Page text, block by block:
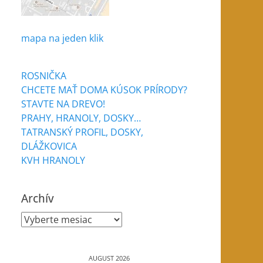
mapa na jeden klik
ROSNIČKA
CHCETE MAŤ DOMA KÚSOK PRÍRODY?
STAVTE NA DREVO!
PRAHY, HRANOLY, DOSKY…
TATRANSKÝ PROFIL, DOSKY,
DLÁŽKOVICA
KVH HRANOLY
Archív
Archív
AUGUST 2026